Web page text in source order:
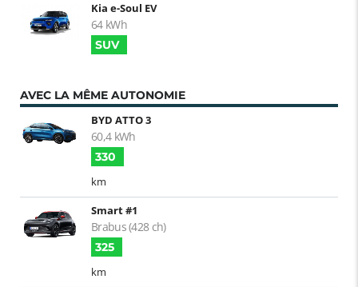
Kia e-Soul EV
64 kWh
SUV
AVEC LA MÊME AUTONOMIE
BYD ATTO 3
60,4 kWh
330
km
Smart #1
Brabus (428 ch)
325
km